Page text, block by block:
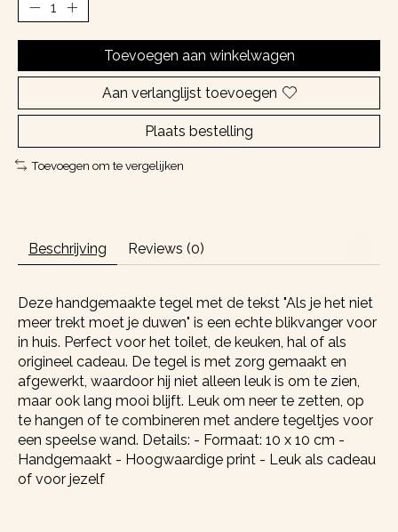
Toevoegen aan winkelwagen
Aan verlanglijst toevoegen
Plaats bestelling
Toevoegen om te vergelijken
Beschrijving Reviews (0)
Deze handgemaakte tegel met de tekst "Als je het niet
meer trekt moet je duwen" is een echte blikvanger voor
in huis. Perfect voor het toilet, de keuken, hal of als
origineel cadeau. De tegel is met zorg gemaakt en
afgewerkt, waardoor hij niet alleen leuk is om te zien,
maar ook lang mooi blijft. Leuk om neer te zetten, op
te hangen of te combineren met andere tegeltjes voor
een speelse wand. Details: - Formaat: 10 x 10 cm -
Handgemaakt - Hoogwaardige print - Leuk als cadeau
of voor jezelf